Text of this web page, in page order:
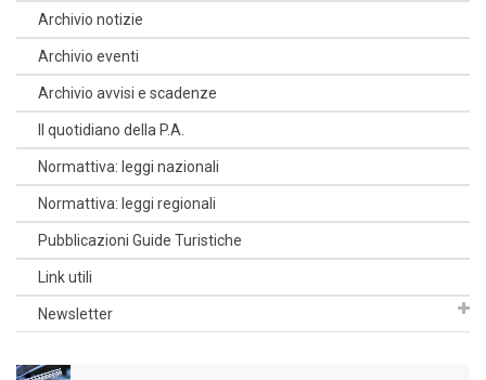
Archivio notizie
Archivio eventi
Archivio avvisi e scadenze
Il quotidiano della P.A.
Normattiva: leggi nazionali
Normattiva: leggi regionali
Pubblicazioni Guide Turistiche
Link utili
Newsletter